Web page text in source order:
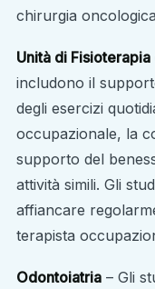
chirurgia
Unità di
includono il
degli esercizi
occupazionale, la
supporto del
attività simili. Gli
affiancare
terapista
Odontoiatria – Gli